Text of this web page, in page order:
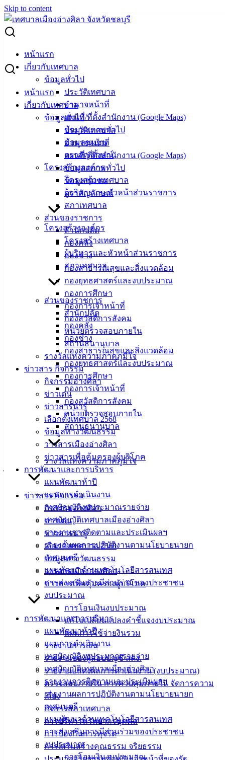
Skip to content
หน้าแรก
เกี่ยวกับเทศบาล
ข้อมูลทั่วไป
ประวัติเทศบาล
อำนาจหน้าที่
แผนที่/ที่ตั้งสำนักงาน (Google Maps)
ข้อมูลสภาพทั่วไป
ข้อมูลชุมชน
ตราสัญลักษณ์
โครงสร้างองค์กร
โครงสร้างเทศบาล
ผู้บริหารและหัวหน้าส่วนราชการ
สภาเทศบาล
ส่วนของราชการ
สำนักปลัด
กองคลัง
กองช่าง
กองสาธารณสุขและสิ่งแวดล้อม
กองยุทธศาสตร์และงบประมาณ
กองการศึกษา
กองการเจ้าหน้าที่
กองสวัสดิการสังคม
หน่วยตรวจสอบภายใน
สถานธนานุบาล
รางวัลแห่งความภาคภูมิใจ
ข่าวสาร กิจกรรม
กิจกรรมอ่างศิลา
ข่าวเด่น
ข่าวสารน่ารู้
เลือกตั้งเทศบาล 2568
ข้อมูลทางวัฒนธรรม
วารสารเมืองอ่างศิลา
ข่าวสารเพื่อคุ้มครองผู้บริโภค
การพัฒนาและการบริหาร
แผนพัฒนาห้าปี
แผนการดำเนินงาน
เทศบัญญัติงบประมาณรายจ่าย
เทศบัญญัติเทศบาลเมืองอ่างศิลา
รายงานการติดตามและประเมินผลฯ
รายงานผลการปฏิบัติงานตามนโยบายนายก
เทศมนตรี
แผนพัฒนาด้านเทคโนโลยีสารสนเทศ
การส่งเสริมการมีส่วนร่วมของประชาชน
งบประมาณ
การโอนเงินงบประมาณ
แก้ไขเปลี่ยนแปลงคำชี้แจงงบประมาณ
แผนการใช้จ่ายงินรวม
รายงานการเงิน
รายงานของผู้สอบบัญชี สตง.
รายงานแสดงผลการดำเนินงาน (งบประมาณ)
ตรวจสอบภายใน การควบคุมภายใน จัดการความ
เสี่ยง
กิจการสภาเทศบาล
การบริหารทรัพยากรบุคคล
การป้องกันการทุจริต
การเสริมสร้างคุณธรรม จริยธรรม
หน้าแรก
เกี่ยวกับเทศบาล
ข้อมูลทั่วไป
ประวัติเทศบาล
อำนาจหน้าที่
แผนที่/ที่ตั้งสำนักงาน (Google Maps)
ข้อมูลสภาพทั่วไป
ข้อมูลชุมชน
ตราสัญลักษณ์
โครงสร้างองค์กร
โครงสร้างเทศบาล
ผู้บริหารและหัวหน้าส่วนราชการ
สภาเทศบาล
ส่วนของราชการ
สำนักปลัด
กองคลัง
กองช่าง
กองสาธารณสุขและสิ่งแวดล้อม
กองยุทธศาสตร์และงบประมาณ
กองการศึกษา
กองการเจ้าหน้าที่
กองสวัสดิการสังคม
หน่วยตรวจสอบภายใน
สถานธนานุบาล
รางวัลแห่งความภาคภูมิใจ
ข่าวสาร กิจกรรม
กิจกรรมอ่างศิลา
ข่าวเด่น
ข่าวสารน่ารู้
เลือกตั้งเทศบาล 2568
ข้อมูลทางวัฒนธรรม
วารสารเมืองอ่างศิลา
ข่าวสารเพื่อคุ้มครองผู้บริโภค
การพัฒนาและการบริหาร
แผนพัฒนาห้าปี
แผนการดำเนินงาน
เทศบัญญัติงบประมาณรายจ่าย
เทศบัญญัติเทศบาลเมืองอ่างศิลา
รายงานการติดตามและประเมินผลฯ
รายงานผลการปฏิบัติงานตามนโยบายนายก
เทศมนตรี
แผนพัฒนาด้านเทคโนโลยีสารสนเทศ
การส่งเสริมการมีส่วนร่วมของประชาชน
งบประมาณ
การโอนเงินงบประมาณ
Search for:
สมาชิกสภาเทศบาลเมืองศิลา เขต 2 ลงพื้นที่เยี่ยมเยียนคนพิการ
และผู้ป่วยติดเตียง มอบผ้าอ้อมผู้ใหญ่ และผลิตภัณฑ์ปรุงรส
อาหารจาก บริษัท ชลบุรีตราแม่ครัวฉลากทอง จำกัด
สมาชิกสภาเทศบาลเมืองศิลา เขต 2 ลงพื้น
ที่เยี่ยมเยียนคนพิการและผู้ป่วยติดเตียง
มอบผ้าอ้อมผู้ใหญ่ และผลิตภัณฑ์ปรุงรส
อาหารจาก บริษัท ชลบุรีตราแม่ครัวฉลาก
ทอง จำกัด
ตุลาคม 7, 2022ตุลาคม 7, 2022
สมาชิกสภาเทศบาลเทศบาลเมืองอ่างศิลา เขต 2 ลงพื้นที่
เยี่ยมเยียนคนพิการและผู้ป่วยติดเตียง มอบผ้าอ้อมผู้ใหญ่ และ
ผลิตภัณฑ์ปรุงรสอาหารจาก บริษัท ชลบุรีตราแม่ครัวฉลากทอง
วันที่ 7 ตุลาคม 2565 สมาชิกสภาเทศบาลเมืองอ่างศิลา เขต 2
ลงพื้นที่เยี่ยมเยียนประชาชนกลุ่มคนพิการ และผู้ป่วยติดเตียง
พร้อมนำผ้าอ้อมผู้ใหญ่ที่ได้รับการสนับสนุนจากกองทุน
สวัสดิการผู้ด้อยโอกาส ผู้พิการ ผู้ป่วยติดเตียง และผู้ยากไร้ ใน
เขตเทศบาลเมืองอ่างศิลา และผลิตภัณฑ์ปรุงรสอาหารจาก
บริษัท ชลบุรีตราแม่ครัวฉลากทอง จำกัด ไปมอบให้กับคนพิการ
และผู้ป่วยติดเตียงที่มีภาวะพึ่งพิง จำนวน 15 ราย เพื่อส่งเสริม
ด้านการพัฒนาคุณภาพชีวิต และบรรเทาความเดือดร้อนให้แก่
กองทุนสวัสดิการผู้ด้อยโอกาส ผู้พิการ ผู้ป่วยติดเตียง และผู้
ยากไร้ ในเขตเทศบาลเมืองอ่างศิลา เป็นกองทุนที่ดำเนินการโดย
เทศบาลเมืองอ่างศิลา ประชาชนที่ประสงค์แบ่งปันน้ำใจ
สามารถบริจาคเงินและ/หรือสิ่งของสมทบเข้ากองทุนฯ ติดต่อ
ได้ที่ฝ่ายส่งเสริมสวัสดิการสังคม สำนักปลัดเทศบาล โทรศัพท์
038 142 100 ถึง 104 ต่อ 103 เพื่อขอรับใบเสร็จนำไปลดหย่อน
ภาษี หรือบริจาคผ่านบัญชีธนาคารกรุงไทย ชื่อบัญชี กองทุน
สวัสดิการผู้ด้อยโอกาส ผู้พิการ ผู้ป่วยติดเตียงฯ เทศบาลเมืองอ่าง
ศิลา บัญชีเลขที่ 376-0-44684-1
เทศบาล
เมืองอ่าง